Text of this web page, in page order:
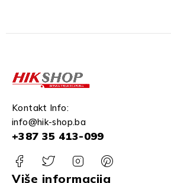
Kontakt Info:
info@hik-shop.ba
+387 35 413-099
Više informacija